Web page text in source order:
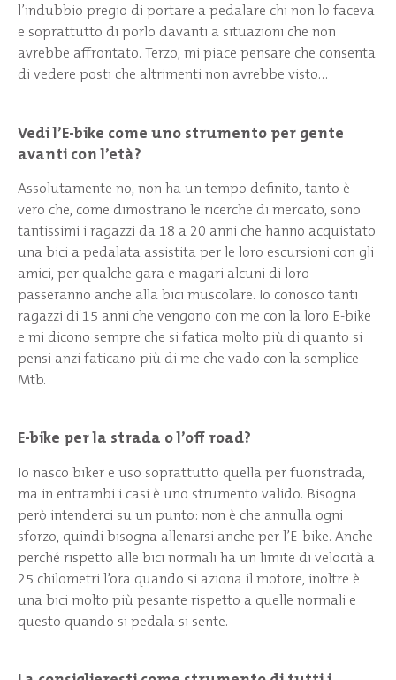
l’indubbio pregio di portare a pedalare chi non lo faceva
e soprattutto di porlo davanti a situazioni che non
avrebbe affrontato. Terzo, mi piace pensare che consenta
di vedere posti che altrimenti non avrebbe visto…
Vedi l’E-bike come uno strumento per gente
avanti con l’età?
Assolutamente no, non ha un tempo definito, tanto è
vero che, come dimostrano le ricerche di mercato, sono
tantissimi i ragazzi da 18 a 20 anni che hanno acquistato
una bici a pedalata assistita per le loro escursioni con gli
amici, per qualche gara e magari alcuni di loro
passeranno anche alla bici muscolare. Io conosco tanti
ragazzi di 15 anni che vengono con me con la loro E-bike
e mi dicono sempre che si fatica molto più di quanto si
pensi anzi faticano più di me che vado con la semplice
Mtb.
E-bike per la strada o l’off road?
Io nasco biker e uso soprattutto quella per fuoristrada,
ma in entrambi i casi è uno strumento valido. Bisogna
però intenderci su un punto: non è che annulla ogni
sforzo, quindi bisogna allenarsi anche per l’E-bike. Anche
perché rispetto alle bici normali ha un limite di velocità a
25 chilometri l’ora quando si aziona il motore, inoltre è
una bici molto più pesante rispetto a quelle normali e
questo quando si pedala si sente.